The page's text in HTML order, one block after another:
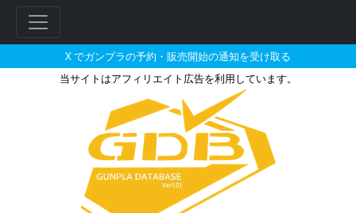
X でガンプラの予約・販売開始の通知を受け取る
当サイトはアフィリエイト広告を利用しています。
グフ（マ・クベ機）のガンプラ